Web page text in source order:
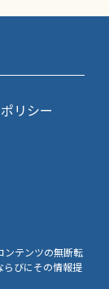
リシー
ンテンツの無断転
らびにその情報提